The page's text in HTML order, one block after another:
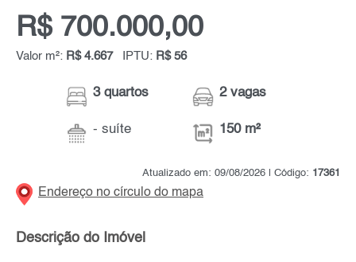
R$ 700.000,00
Valor m²: R$ 4.667 IPTU: R$ 56
3 quartos
- suíte
2 vagas
150 m²
Atualizado em: 09/08/2026 | Código: 17361
Endereço no círculo do mapa
Descrição do Imóvel